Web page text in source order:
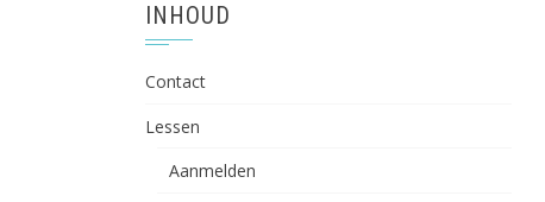
INHOUD
Contact
Lessen
Aanmelden